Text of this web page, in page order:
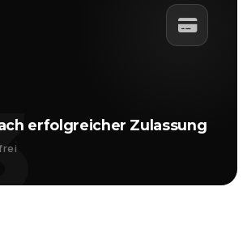
erfolgreicher Zulassung